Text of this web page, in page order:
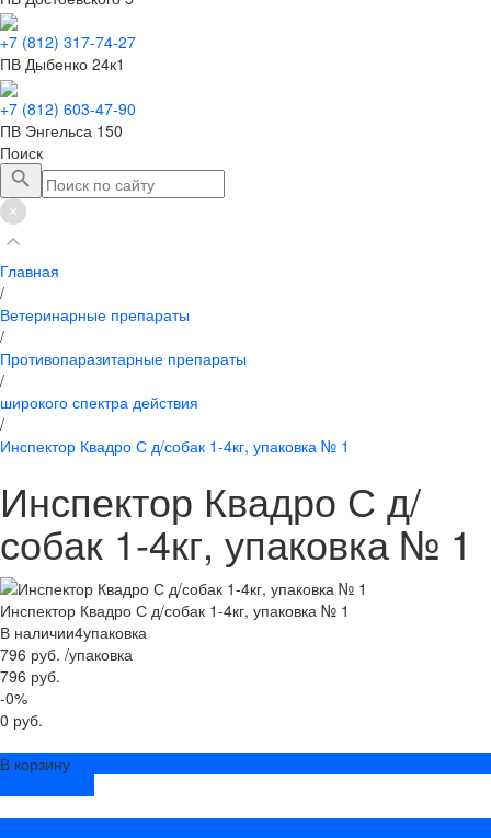
+7 (812) 317-74-27
ПВ Дыбенко 24к1
+7 (812) 603-47-90
ПВ Энгельса 150
Поиск
Главная
/
Ветеринарные препараты
/
Противопаразитарные препараты
/
широкого спектра действия
/
Инспектор Квадро С д/собак 1-4кг, упаковка № 1
Инспектор Квадро С д/
собак 1-4кг, упаковка № 1
Инспектор Квадро С д/собак 1-4кг, упаковка № 1
В наличии4упаковка
796 руб. /упаковка
796 руб.
-0%
0 руб.
В корзину